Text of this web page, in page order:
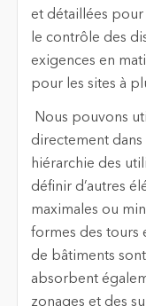
et détaillées
le contrôle des
exigences en
pour les sites à
Nous pouvons
directement
hiérarchie des
définir d’autres
maximales ou
formes des tours
de bâtiments
absorbent
zonages et des